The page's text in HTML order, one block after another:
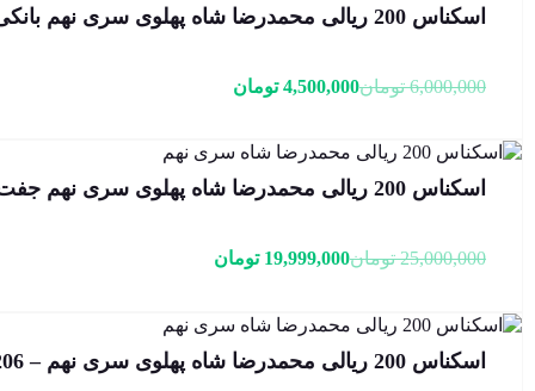
اسکناس 200 ریالی محمدرضا شاه پهلوی سری نهم بانکی – 88/705201
6,000,000 تومان
قیمت
بود.
4,500,000 تومان
قیمت
اسکناس 200 ریالی محمدرضا شاه پهلوی سری نهم جفت سوپربانکی – شماره خاص – 88/705999,6
25,000,000 تومان
قیمت
بود.
19,999,000 تومان
قیمت
اسکناس 200 ریالی محمدرضا شاه پهلوی سری نهم – 88/705206